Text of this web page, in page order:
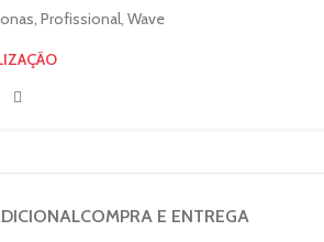
, Profissional, Wave
COMPRA E ENTREGA